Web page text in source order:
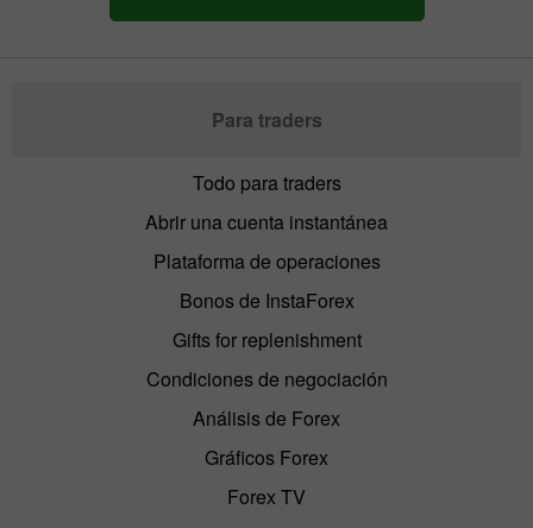
Para traders
Todo para traders
Abrir una cuenta instantánea
Plataforma de operaciones
Bonos de InstaForex
Gifts for replenishment
Condiciones de negociación
Análisis de Forex
Gráficos Forex
Forex TV